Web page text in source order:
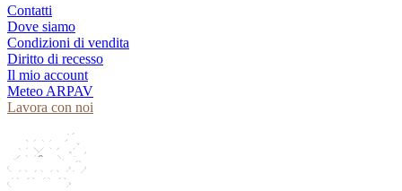
Contatti
Dove siamo
Condizioni di vendita
Diritto di recesso
Il mio account
Meteo ARPAV
Lavora con noi